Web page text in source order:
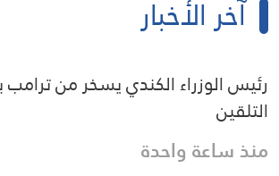
آخر الأخبار
رئيس الوزراء الكندي يسخر من
التلقين
منذ ساعة واحدة